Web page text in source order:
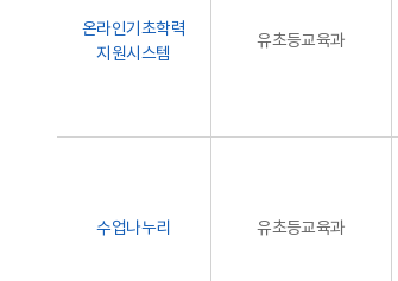
온라인기초학력
지원시스템
유초등교육과
수업나누리 유초등교육과